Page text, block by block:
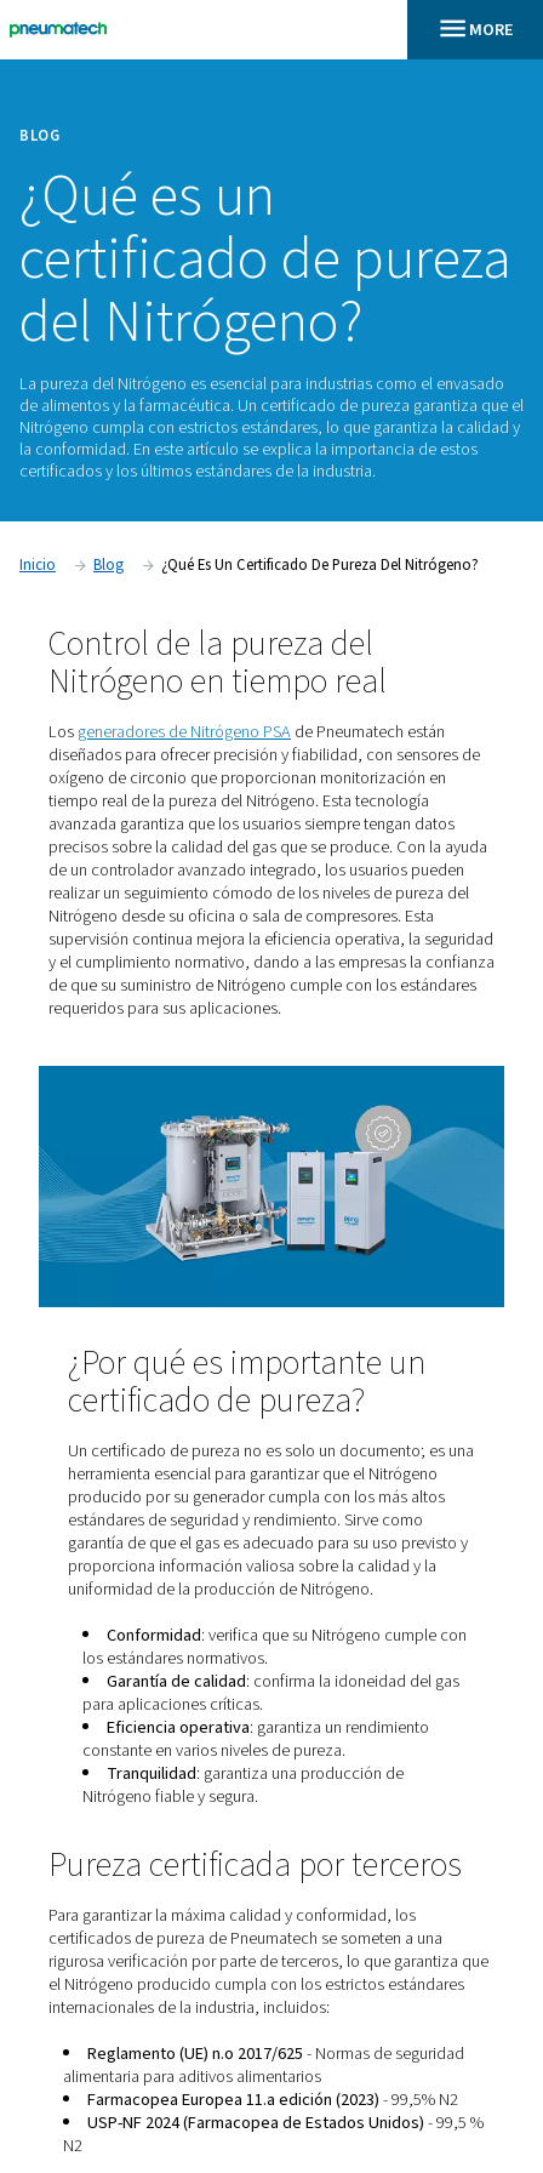
BLOG
¿Qué es un
certificado de
del Nitrógeno?
La pureza del Nitrógeno es esencial para industrias como
la conformidad. En este artículo se explica la importancia
Blog ¿Qué Es Un Certificado De Pureza Del
Control de la pureza del
Nitrógeno en tiempo real
Losgeneradores de Nitrógeno PSAde Pneumatech
diseñados para ofrecer precisión y fiabilidad, con
oxígeno de circonio que proporcionan monitorización
tiempo real de la pureza del Nitrógeno. Esta tecnología
precisos sobre la calidad del gas que se produce. Con
realizar un seguimiento cómodo de los niveles de
Nitrógeno desde su oficina o sala de compresores. Esta
supervisión continua mejora laeficiencia operativa, la
y el cumplimiento normativo
, dando a las empresas la
de que su suministro de Nitrógeno cumple con los
requeridos para sus aplicaciones.
¿Por qué es importante un
certificado de pureza?
Un certificado de pureza no es solo un documento;
herramienta esencial para garantizar que el
producido por su generador cumpla con los más
estándares de seguridad y rendimiento. Sirve como
garantía de que el gas es adecuado para su uso
proporciona información valiosa sobre la calidad y
uniformidad de la producción de Nitrógeno.
Conformidad: verifica que su Nitrógeno
los estándares normativos.
Garantía de calidad: confirma la idoneidad
para aplicaciones críticas.